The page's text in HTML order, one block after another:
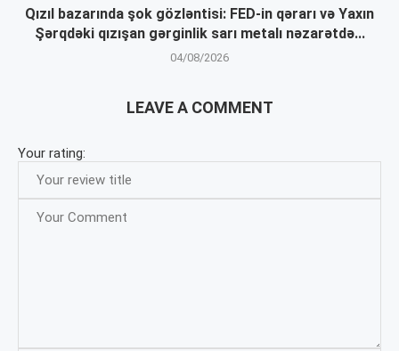
Qızıl bazarında şok gözləntisi: FED-in qərarı və Yaxın
Şərqdəki qızışan gərginlik sarı metalı nəzarətdə...
04/08/2026
LEAVE A COMMENT
Your rating: